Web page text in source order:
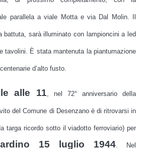
parallela a viale Motta e via Dal Molin. Il
battuta, sarà illuminato con lampioncini a led
tavolini. È stata mantenuta la piantumazione
d’alto fusto.
alle 11, nel 72° anniversario della
del Comune di Desenzano è di ritrovarsi in
targa ricordo sotto il viadotto ferroviario) per
15 luglio 1944. Nel